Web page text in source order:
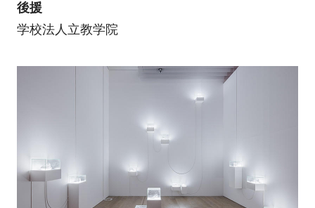
後援
学校法人立教学院